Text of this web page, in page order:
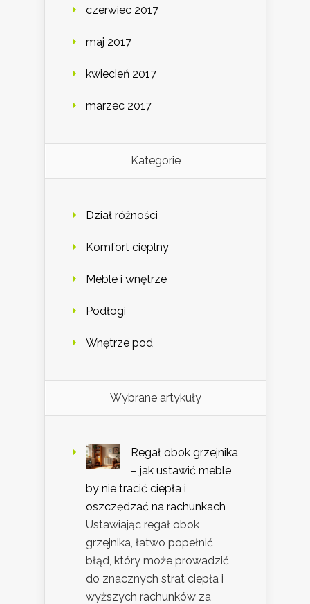
czerwiec 2017
maj 2017
kwiecień 2017
marzec 2017
Kategorie
Dział różności
Komfort cieplny
Meble i wnętrze
Podłogi
Wnętrze pod
Wybrane artykuły
Regał obok grzejnika
– jak ustawić meble,
by nie tracić ciepła i
oszczędzać na rachunkach
Ustawiając regał obok
grzejnika, łatwo popełnić
błąd, który może prowadzić
do znacznych strat ciepła i
wyższych rachunków za